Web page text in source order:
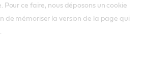
Pour ce faire, nous déposons un cookie
de mémoriser la version de la page qui